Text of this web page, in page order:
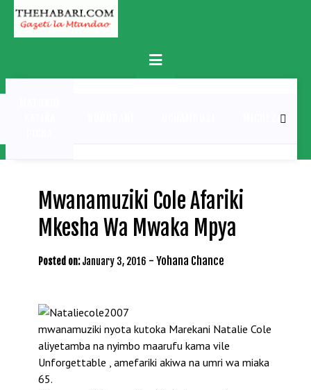
Skip
content
Primary
Menu
MICHEZO
Mwanamuziki Cole Afariki
Mkesha Wa Mwaka Mpya
Posted on: January 3, 2016 - Yohana Chance
mwanamuziki nyota kutoka Marekani Natalie Cole
aliyetamba na nyimbo maarufu kama vile
Unforgettable , amefariki akiwa na umri wa miaka
65.